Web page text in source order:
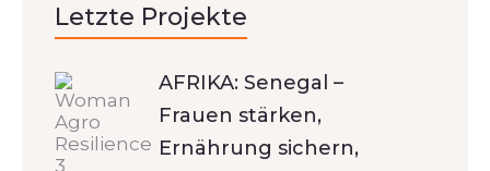
Letzte Projekte
AFRIKA: Senegal –
Frauen stärken,
Ernährung sichern,